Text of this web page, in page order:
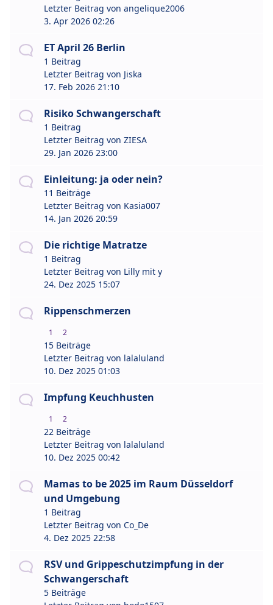
Letzter Beitrag von angelique2006
3. Apr 2026 02:26
ET April 26 Berlin
1 Beitrag
Letzter Beitrag von Jiska
17. Feb 2026 21:10
Risiko Schwangerschaft
1 Beitrag
Letzter Beitrag von ZIESA
29. Jan 2026 23:00
Einleitung: ja oder nein?
11 Beiträge
Letzter Beitrag von Kasia007
14. Jan 2026 20:59
Die richtige Matratze
1 Beitrag
Letzter Beitrag von Lilly mit y
24. Dez 2025 15:07
Rippenschmerzen
1 2
15 Beiträge
Letzter Beitrag von lalaluland
10. Dez 2025 01:03
Impfung Keuchhusten
1 2
22 Beiträge
Letzter Beitrag von lalaluland
10. Dez 2025 00:42
Mamas to be 2025 im Raum Düsseldorf
und Umgebung
1 Beitrag
Letzter Beitrag von Co_De
4. Dez 2025 22:58
RSV und Grippeschutzimpfung in der
Schwangerschaft
5 Beiträge